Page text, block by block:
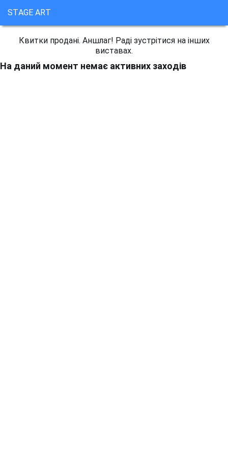
STAGE ART
Квитки продані. Аншлаг! Раді зустрітися на інших
виставах.
На даний момент немає активних заходів